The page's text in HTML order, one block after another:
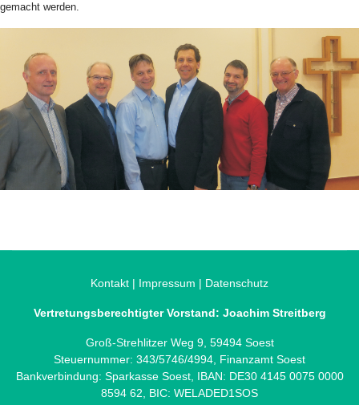
gemacht werden.
Kontakt | Impressum | Datenschutz
Vertretungsberechtigter Vorstand: Joachim Streitberg
Groß-Strehlitzer Weg 9, 59494 Soest
Steuernummer: 343/5746/4994, Finanzamt Soest
Bankverbindung: Sparkasse Soest, IBAN: DE30 4145 0075 0000
8594 62, BIC: WELADED1SOS